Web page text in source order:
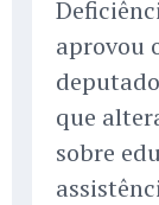
aprovou
deputado
que
sobre